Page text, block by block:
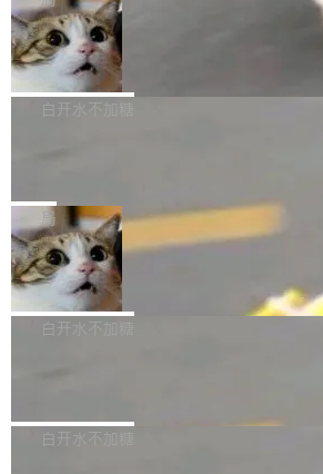
l 迁移或唤醒时，新宿主从 S3 恢复 SQLite
库继续执行。存储库是持久化的唯一真相...
te 17 Pro、OPPO K15，要么是vivo X300
样的次旗舰。 Galaxy Z Fold8 Ultra / Z
Z Flip8三款折叠屏新机均在7月22日发布，
部搭载骁龙8 Elite Gen5 for Galaxy，它们
本控制系统。目前处于 Early Access 阶段
ltaDB 的核心思路直接写在 landing page 最
眼的位置：「Software is made between
mits」——软件是在 commit 之间写出来的
是把这段空隙补上。 回退到任何一次编辑：
aDB 捕获 commit 之间的每一次操作，...
SpaceXAI 单季资本开支达 183 亿美元
根据风险投资人Tomer Tunguz 博客（VC 分
析）披露的最新分析与第二季度业绩报告，
微软同期总资本开支的四成。 与亚马逊、
bet、微软以及 Meta 等传统科技巨头相比，
ceXAI的资金消耗速度尤为引人瞩目。然而
撑庞大支出的资金来源却呈现出截然不同的
貌。数据显示，微软和 Meta 主要依托充沛
白开水不加糖
一个在终端里运行的编程 agent；Muse
1.2，驱动这个 agent 的新模型。一句话概
你可以用 curl -fsSL https://dev.meta.ai/
sh | bash 安装一个能在大项目里自动规划
代码、验证结果的 AI 终端工具。 据介绍，
个主 agent 循环，外加一组后台 agent。这
局
美团开源 LoHoSearch，用知识图谱校
准 AI 能力认知
机器出题的前提，是让机器拥有全局视野。
构建流程可以分为四个环节：建图 → 控制难
白开水不加糖
库，并将作为transport接入Mooncake
白开水不加糖